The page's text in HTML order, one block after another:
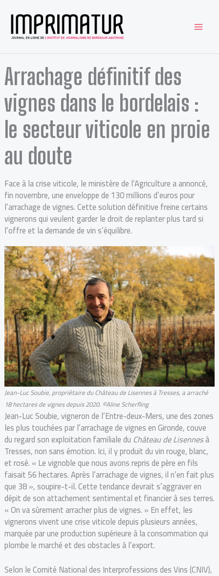
Arrachage définitif des
vignes dans le bordelais :
le secteur viticole en proie
au doute
Face à la crise viticole, le ministère de l’Agriculture a annoncé,
fin novembre, une enveloppe de 130 millions d’euros pour
l’arrachage de vignes. Cette solution définitive freine certains
vignerons qui veulent garder le droit de replanter plus tard si
l’offre et la demande de vin s’équilibre.
Jean-Luc Soubie, propriétaire du Château de Lisennes à Tresses, a arraché
18 hectares de vignes depuis 2020. ©Aline Scherfling
Jean-Luc Soubie, vigneron de l’Entre-deux-Mers, une des zones
les plus touchées par l’arrachage de vignes en Gironde, couve
du regard son exploitation familiale du Château de Lisennesà
Tresses, non sans émotion. Ici, il y produit du vin rouge, blanc,
et rosé. « Le vignoble que nous avons repris de père en fils
faisait 56 hectares. Après l’arrachage de vignes, il n’en fait plus
que 38 », soupire-t-il. Cette tendance devrait s’aggraver en
dépit de son attachement sentimental et financier à ses terres.
« On va sûrement arracher plus de vignes. » En effet, les
vignerons vivent une crise viticole depuis plusieurs années,
marquée par une production supérieure à la consommation qui
plombe le marché et des obstacles à l’export.
​​Selon le Comité National des Interprofessions des Vins (CNIV),